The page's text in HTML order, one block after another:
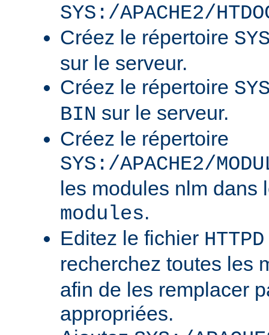
SYS:/APACHE2/
Créez le répertoire
sur le serveur.
Créez le répertoire
BIN sur le serveur.
Créez le répertoire
SYS:/APACHE2/
les modules nlm dans
modules.
Editez le fichier
recherchez toutes les
afin de les remplacer
appropriées.